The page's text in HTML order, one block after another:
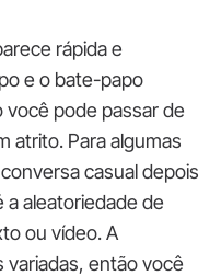
rápida e
e o bate-papo
pode passar de
atrito. Para algumas
casual depois
a aleatoriedade de
ou vídeo. A
variadas, então você